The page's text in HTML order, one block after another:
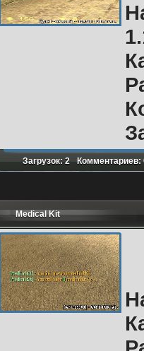
Загрузок: 2 Комментариев:
Medical Kit